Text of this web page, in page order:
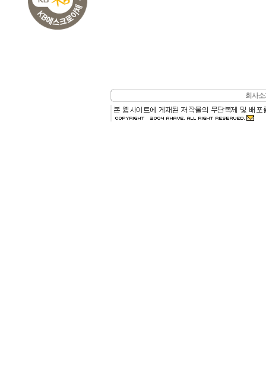
회사